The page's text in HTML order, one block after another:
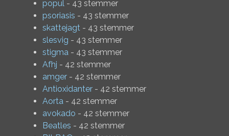
popul - 43 stemmer
psoriasis - 43 stemmer
skattejagt - 43 stemmer
slesvig - 43 stemmer
stigma - 43 stemmer
Afhj - 42 stemmer
amger - 42 stemmer
Antioxidanter - 42 stemmer
Aorta - 42 stemmer
avokado - 42 stemmer
Beatles - 42 stemmer